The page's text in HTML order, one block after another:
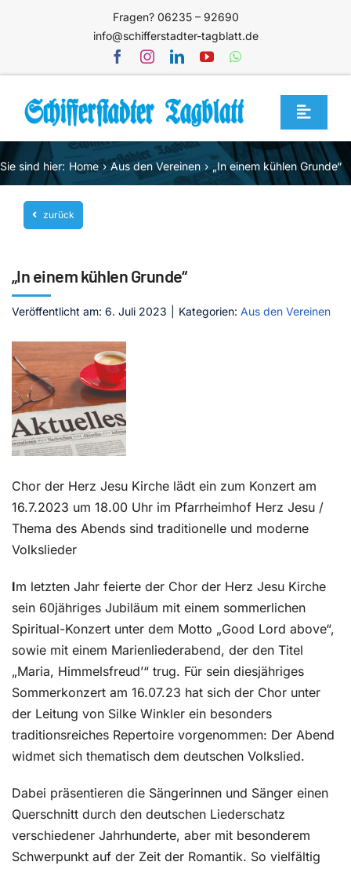
Fragen? 06235 – 92690
info@schifferstadter-tagblatt.de
Toggle
Home
Themen
Blog
Service
Mediathek
Jetzt abonnieren
Kontakt
Sie sind hier: Home Aus den Vereinen „In einem kühlen Grunde“
zurück
„In einem kühlen Grunde“
Veröffentlicht am: 6. Juli 2023 Kategorien: Aus den Vereinen
Chor der Herz Jesu Kirche lädt ein zum Konzert am
16.7.2023 um 18.00 Uhr im Pfarrheimhof Herz Jesu /
Thema des Abends sind traditionelle und moderne
Volkslieder
Im letzten Jahr feierte der Chor der Herz Jesu Kirche
sein 60jähriges Jubiläum mit einem sommerlichen
Spiritual-Konzert unter dem Motto „Good Lord above“,
sowie mit einem Marienliederabend, der den Titel
„Maria, Himmelsfreud’“ trug. Für sein diesjähriges
Sommerkonzert am 16.07.23 hat sich der Chor unter
der Leitung von Silke Winkler ein besonders
traditionsreiches Repertoire vorgenommen: Der Abend
widmet sich thematisch dem deutschen Volkslied.
Dabei präsentieren die Sängerinnen und Sänger einen
Querschnitt durch den deutschen Liederschatz
verschiedener Jahrhunderte, aber mit besonderem
Schwerpunkt auf der Zeit der Romantik. So vielfältig